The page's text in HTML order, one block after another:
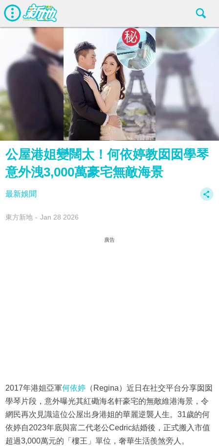
公屋港姐變闊太！何依婷教囡囡學琴
意外洩3,000萬豪宅無敵海景
最新娛聞
東方新地 Jan 28 2026
廣告
2017年港姐亞軍何依婷（Regina）近日在社交平台分享囡囡
學琴片段，意外曝光其紅磡海名軒豪宅的無敵維港海景，令
網民再次見識這位公屋出身港姐的華麗逆襲人生。31歲的何
依婷自2023年底與富二代老公Cedric結婚後，正式搬入市值
超過3,000萬元的「樓王」單位，奢華生活羨煞旁人。